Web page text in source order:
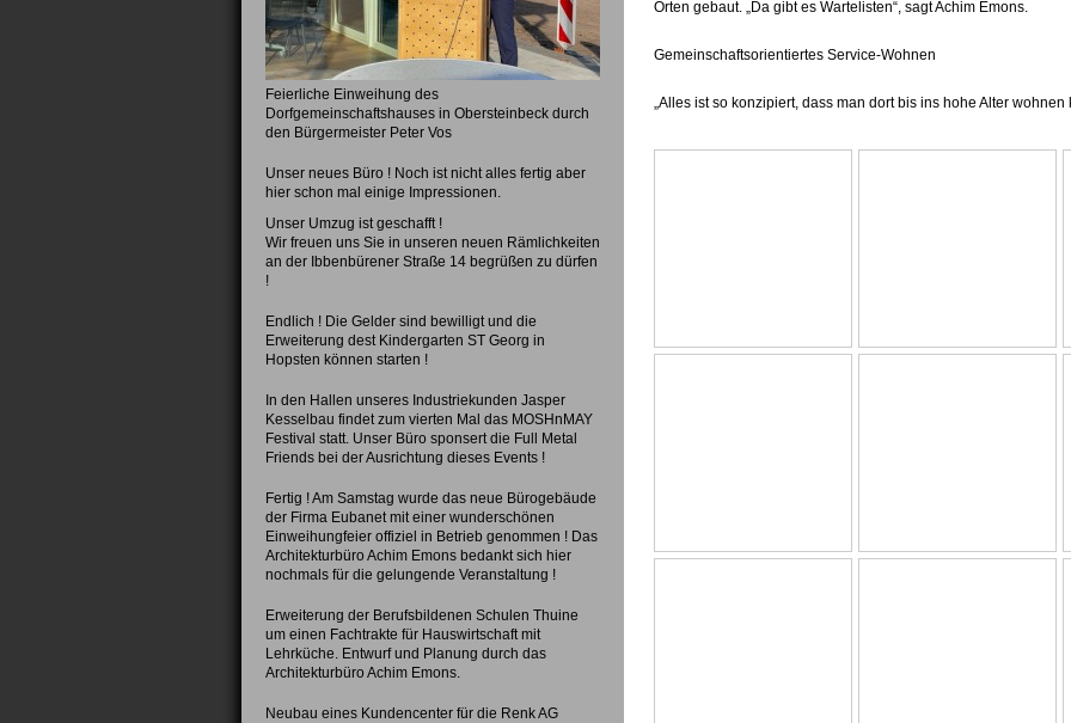
Feierliche Einweihung des
Dorfgemeinschaftshauses in Obersteinbeck durch
den Bürgermeister Peter Vos
Unser neues Büro ! Noch ist nicht alles fertig aber
hier schon mal einige Impressionen.
Unser Umzug ist geschafft !
Wir freuen uns Sie in unseren neuen Rämlichkeiten
an der Ibbenbürener Straße 14 begrüßen zu dürfen
!
Endlich ! Die Gelder sind bewilligt und die
Erweiterung dest Kindergarten ST Georg in
Hopsten können starten !
In den Hallen unseres Industriekunden Jasper
Kesselbau findet zum vierten Mal das MOSHnMAY
Festival statt. Unser Büro sponsert die Full Metal
Friends bei der Ausrichtung dieses Events !
Fertig ! Am Samstag wurde das neue Bürogebäude
der Firma Eubanet mit einer wunderschönen
Einweihungfeier offiziel in Betrieb genommen ! Das
Architekturbüro Achim Emons bedankt sich hier
nochmals für die gelungende Veranstaltung !
Erweiterung der Berufsbildenen Schulen Thuine
um einen Fachtrakte für Hauswirtschaft mit
Lehrküche. Entwurf und Planung durch das
Architekturbüro Achim Emons.
Neubau eines Kundencenter für die Renk AG
Orten gebaut. „Da gibt es Wartelisten“, sagt Achim Emons.
Gemeinschaftsorientiertes Service-Wohnen
„Alles ist so konzipiert, dass man dort bis ins hohe Alter wohnen